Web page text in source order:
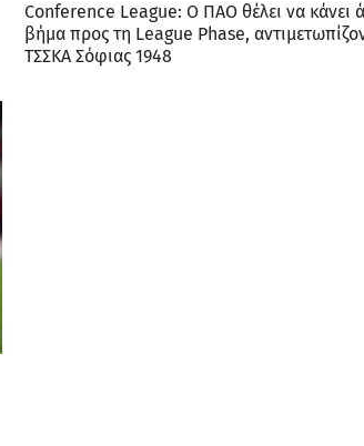
Conference League: Ο ΠΑΟ θέλει να κάνει
βήμα προς τη League Phase,
ΤΣΣΚΑ Σόφιας 1948